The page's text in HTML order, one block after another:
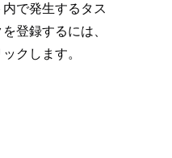
で発生するタス
登録するには、
クします。